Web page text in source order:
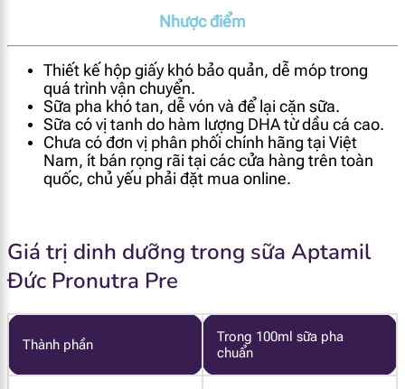
Nhược điểm
Thiết kế hộp giấy khó bảo quản, dễ móp trong
quá trình vận chuyển.
Sữa pha khó tan, dễ vón và để lại cặn sữa.
Sữa có vị tanh do hàm lượng DHA từ dầu cá cao.
Chưa có đơn vị phân phối chính hãng tại Việt
Nam, ít bán rọng rãi tại các cửa hàng trên toàn
quốc, chủ yếu phải đặt mua online.
Giá trị dinh dưỡng trong sữa Aptamil
Đức Pronutra Pre
Thành phần
Trong 100ml sữa pha
chuẩn